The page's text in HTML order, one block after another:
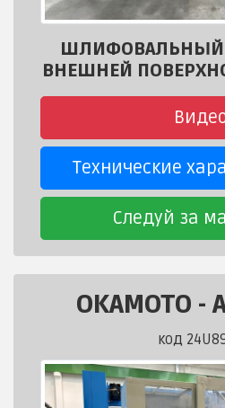
ШЛИФОВАЛЬНЫЙ
ВНЕШНЕЙ
Технические
Следуй за
OKAMOTO -
код